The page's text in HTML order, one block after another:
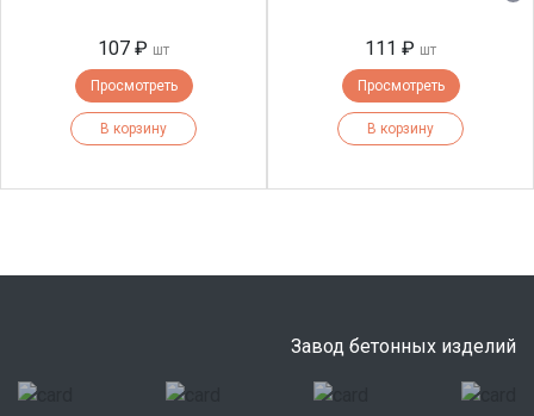
107 ₽ шт
Просмотреть
В корзину
111 ₽ шт
Просмотреть
В корзину
Завод бетонных изделий